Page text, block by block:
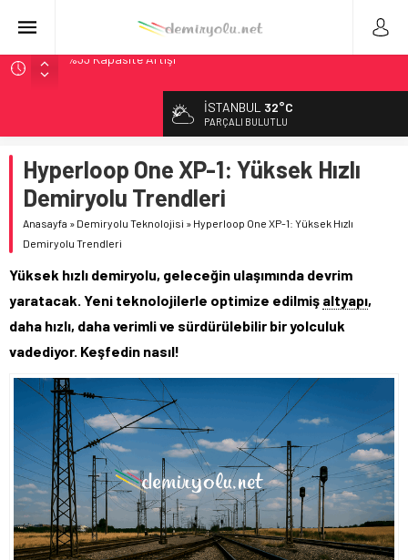
Çekya ETCS’de Erken Teslim Ama Ulusal Hedef 730 km’ye
České dráhy 101 Yaşındaki Buharlıyı Šumava Seferlerine
Brescia 426 Milyon Euro’luk Tramvay İnşaatına Başladı
Northern Railway Doğruladı: 308 Bin Rupiye Özel Vagonda
Puja
Madrid Atocha’da 56 Milyon Euro’luk Yenileme: Sol Tüneli
%33 Kapasite Artışı
İSTANBUL 32°C
PARÇALI BULUTLU
Hyperloop One XP-1: Yüksek Hızlı
Demiryolu Trendleri
Anasayfa » Demiryolu Teknolojisi » Hyperloop One XP-1: Yüksek Hızlı
Demiryolu Trendleri
Yüksek hızlı demiryolu, geleceğin ulaşımında devrim
yaratacak. Yeni teknolojilerle optimize edilmiş altyapı,
daha hızlı, daha verimli ve sürdürülebilir bir yolculuk
vadediyor. Keşfedin nasıl!